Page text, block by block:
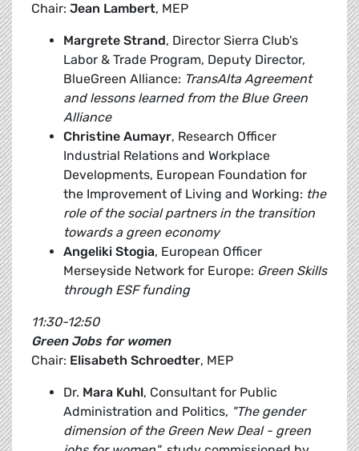
Chair: Jean Lambert, MEP
Margrete Strand, Director Sierra Club's
Labor & Trade Program, Deputy Director,
BlueGreen Alliance: TransAlta Agreement
and lessons learned from the Blue Green
Alliance
Christine Aumayr, Research Officer
Industrial Relations and Workplace
Developments, European Foundation for
the Improvement of Living and Working: the
role of the social partners in the transition
towards a green economy
Angeliki Stogia, European Officer
Merseyside Network for Europe: Green Skills
through ESF funding
11:30-12:50
Green Jobs for women
Chair: Elisabeth Schroedter, MEP
Dr. Mara Kuhl, Consultant for Public
Administration and Politics, "The gender
dimension of the Green New Deal - green